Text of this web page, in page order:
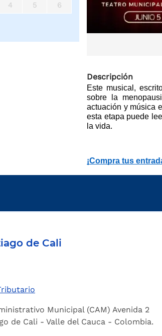
4 5 6
Descripción
Este musical,
sobre la
actuación y música
esta etapa puede
la vida.
¡Compra tus
de Cali
Municipal (CAM) Avenida 2
de Cali - Valle del Cauca - Colombia.